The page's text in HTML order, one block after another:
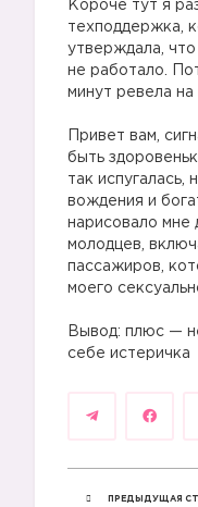
Короче тут я
техподдержка,
утверждала,
не работало.
минут ревела на
Привет вам,
быть
так испугалась,
вождения и
нарисовало мне
молодцев,
пассажиров,
моего
Вывод: плюс —
себе истеричка
ПРЕДЫДУЩАЯ